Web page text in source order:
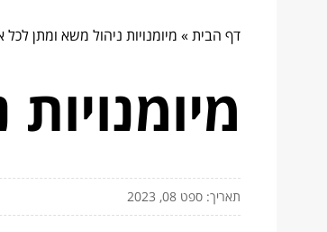
דף הבית» מיומנויות ניהול משא ומתן
תאריך: ספט 08, 2023